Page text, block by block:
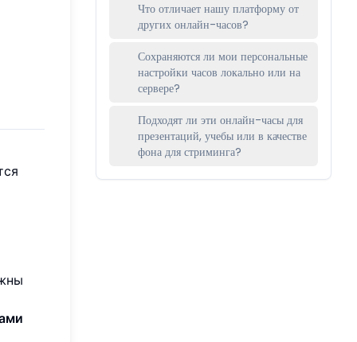
Что отличает нашу платформу от
других онлайн-часов?
Сохраняются ли мои персональные
настройки часов локально или на
сервере?
Подходят ли эти онлайн-часы для
презентаций, учебы или в качестве
фона для стриминга?